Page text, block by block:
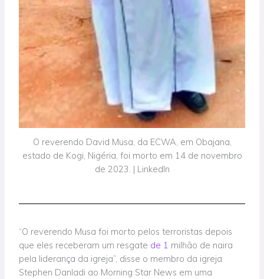
O reverendo David Musa, da ECWA, em Obajana,
estado de Kogi, Nigéria, foi morto em 14 de novembro
de 2023. | LinkedIn
“O reverendo Musa foi morto pelos terroristas depois
que eles receberam um resgate de 1 milhão de naira
pela liderança da igreja”, disse o membro da igreja
Stephen Danladi ao Morning Star News em uma